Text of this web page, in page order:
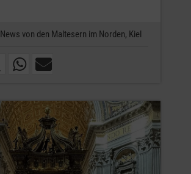
News von den Maltesern im Norden, Kiel